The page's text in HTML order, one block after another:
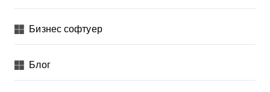
Бизнес софтуер
Блог